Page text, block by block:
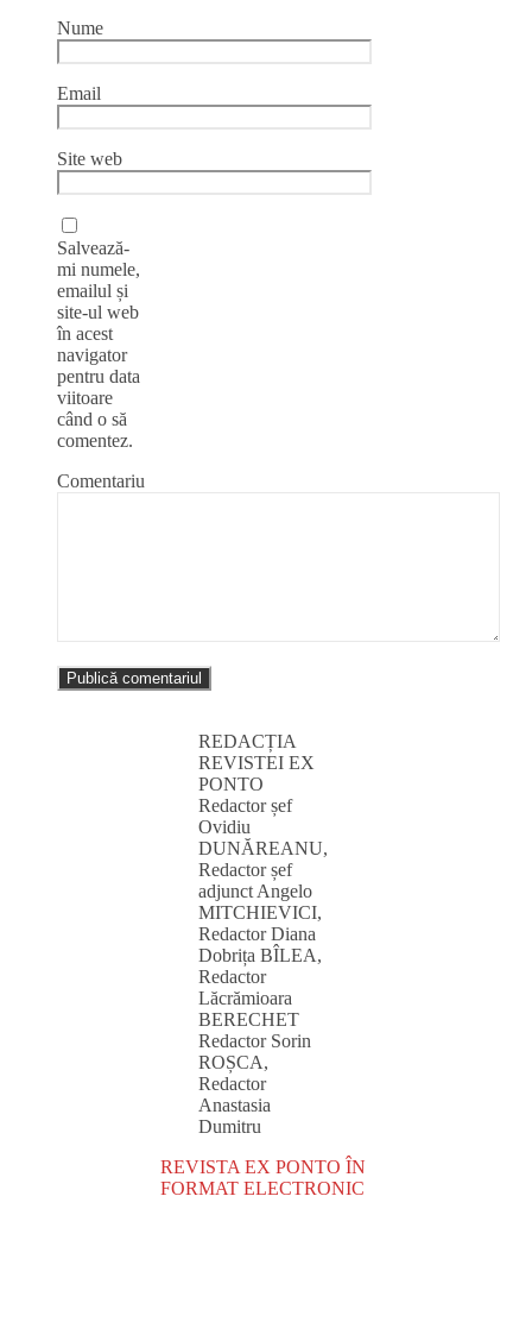
Nume
Email
Site web
Salvează-
mi numele,
emailul și
site-ul web
în acest
navigator
pentru data
viitoare
când o să
comentez.
Comentariu
REDACȚIA
REVISTEI EX
PONTO
Redactor șef
Ovidiu
DUNĂREANU,
Redactor șef
adjunct Angelo
MITCHIEVICI,
Redactor Diana
Dobrița BÎLEA,
Redactor
Lăcrămioara
BERECHET
Redactor Sorin
ROȘCA,
Redactor
Anastasia
Dumitru
REVISTA EX PONTO ÎN
FORMAT ELECTRONIC